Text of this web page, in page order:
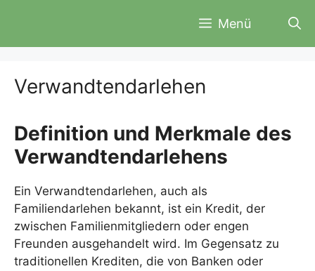
Menü
Verwandtendarlehen
Definition und Merkmale des
Verwandtendarlehens
Ein Verwandtendarlehen, auch als
Familiendarlehen bekannt, ist ein Kredit, der
zwischen Familienmitgliedern oder engen
Freunden ausgehandelt wird. Im Gegensatz zu
traditionellen Krediten, die von Banken oder